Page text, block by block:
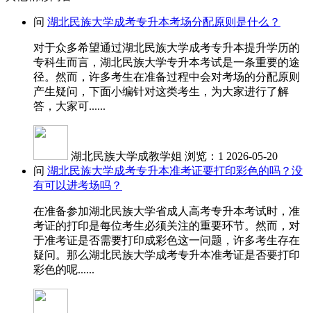
问 湖北民族大学成考专升本考场分配原则是什么？
对于众多希望通过湖北民族大学成考专升本提升学历的
专科生而言，湖北民族大学专升本考试是一条重要的途
径。然而，许多考生在准备过程中会对考场的分配原则
产生疑问，下面小编针对这类考生，为大家进行了解
答，大家可......
湖北民族大学成教学姐 浏览：1 2026-05-20
问 湖北民族大学成考专升本准考证要打印彩色的吗？没
有可以进考场吗？
在准备参加湖北民族大学省成人高考专升本考试时，准
考证的打印是每位考生必须关注的重要环节。然而，对
于准考证是否需要打印成彩色这一问题，许多考生存在
疑问。那么湖北民族大学成考专升本准考证是否要打印
彩色的呢......